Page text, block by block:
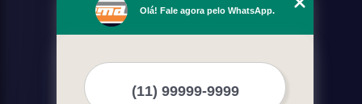
Missão
Mais Serviços
Olá! Fale agora pelo WhatsApp.